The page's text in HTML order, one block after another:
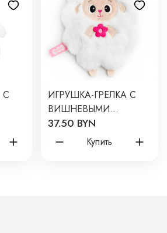
С
ИГРУШКА-ГРЕЛКА С
ВИШНЕВЫМИ
КОСТОЧКАМИ 3 В 1 "
МЯКИШИ" ОВЕЧКА С
ЦВЕТКОМ 1088
37.50 BYN
Купить